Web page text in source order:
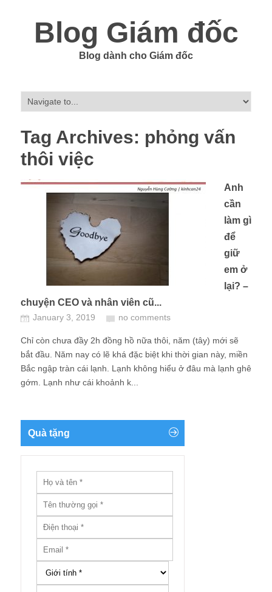
Blog Giám đốc
Blog dành cho Giám đốc
Tag Archives: phỏng vấn
thôi việc
Anh
cần
làm gì
để
giữ
em ở
lại? –
chuyện CEO và nhân viên cũ...
January 3, 2019 no comments
Chỉ còn chưa đầy 2h đồng hồ nữa thôi, năm (tây) mới sẽ
bắt đầu. Năm nay có lẽ khá đặc biệt khi thời gian này, miền
Bắc ngập tràn cái lạnh. Lạnh không hiểu ở đâu mà lạnh ghê
gớm. Lạnh như cái khoảnh k...
Quà tặng